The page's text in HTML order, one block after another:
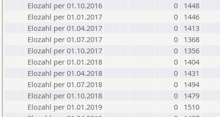
Elozahl per 01.10.2016
0
1448
Elozahl per 01.01.2017
0
1446
Elozahl per 01.04.2017
0
1413
Elozahl per 01.07.2017
0
1368
Elozahl per 01.10.2017
0
1356
Elozahl per 01.01.2018
0
1404
Elozahl per 01.04.2018
0
1431
Elozahl per 01.07.2018
0
1494
Elozahl per 01.10.2018
0
1479
Elozahl per 01.01.2019
0
1510